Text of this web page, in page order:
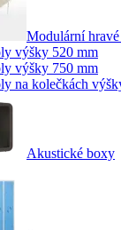
Modulární
výšky 520 mm
výšky 750 mm
na kolečkách
Akustické boxy